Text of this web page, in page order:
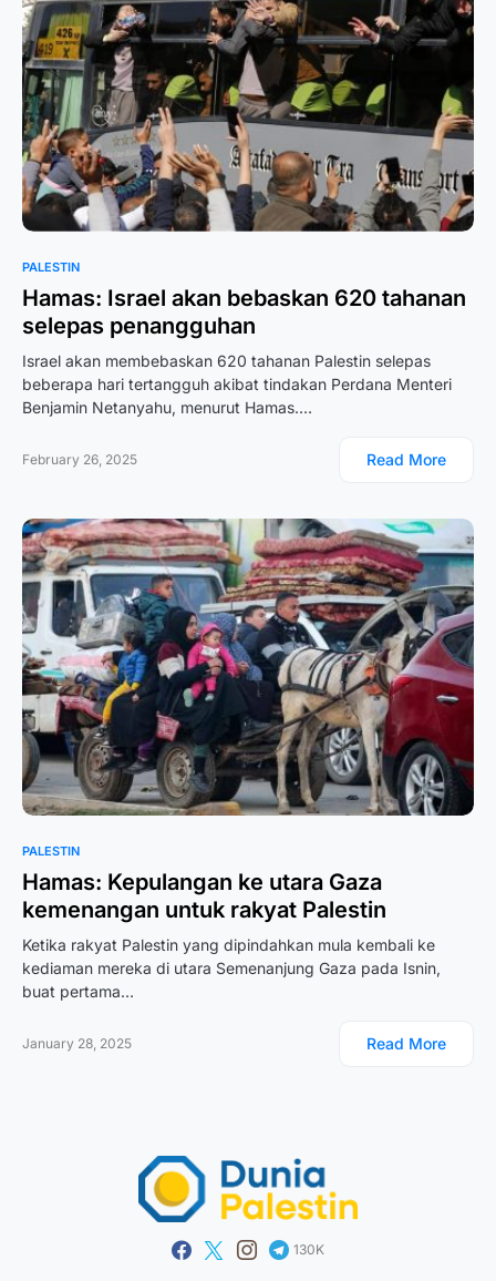
PALESTIN
Hamas: Israel akan bebaskan 620 tahanan
selepas penangguhan
Israel akan membebaskan 620 tahanan Palestin selepas
beberapa hari tertangguh akibat tindakan Perdana Menteri
Benjamin Netanyahu, menurut Hamas.…
February 26, 2025 Read More
PALESTIN
Hamas: Kepulangan ke utara Gaza
kemenangan untuk rakyat Palestin
Ketika rakyat Palestin yang dipindahkan mula kembali ke
kediaman mereka di utara Semenanjung Gaza pada Isnin,
buat pertama…
January 28, 2025 Read More
130K